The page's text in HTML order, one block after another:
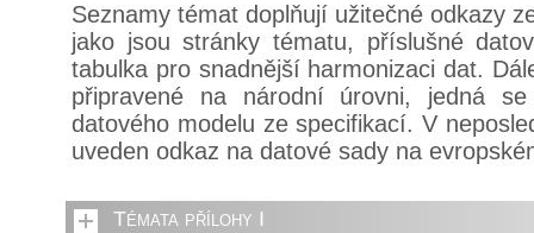
Seznamy témat doplňují užitečné odkazy
jako jsou stránky tématu, příslušné
tabulka pro snadnější harmonizaci dat.
připravené na národní úrovni, jedná
datového modelu ze specifikací. V
uveden odkaz na datové sady na
Témata přílohy I